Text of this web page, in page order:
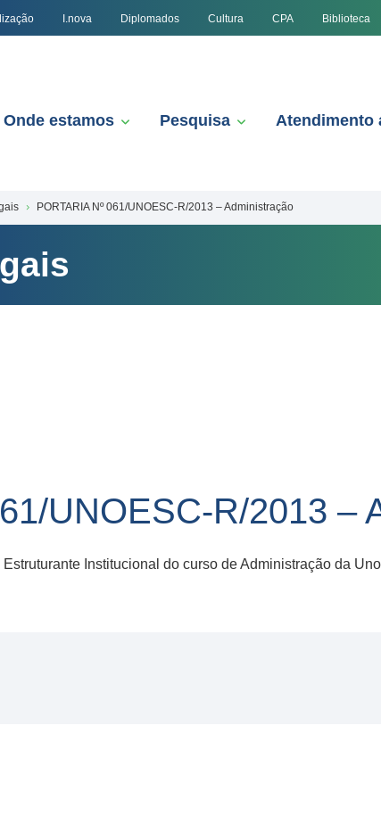
I.nova Diplomados Cultura CPA Biblioteca
Onde estamos Pesquisa Atendimento
PORTARIA Nº 061/UNOESC-R/2013 – Administração
UNOESC-R/2013 –
Institucional do curso de Administração da